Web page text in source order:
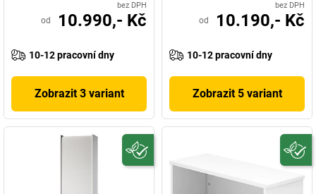
bez DPH
od 10.990,- Kč
10-12 pracovní dny
Zobrazit 3 variant
bez DPH
od 10.190,- Kč
10-12 pracovní dny
Zobrazit 5 variant